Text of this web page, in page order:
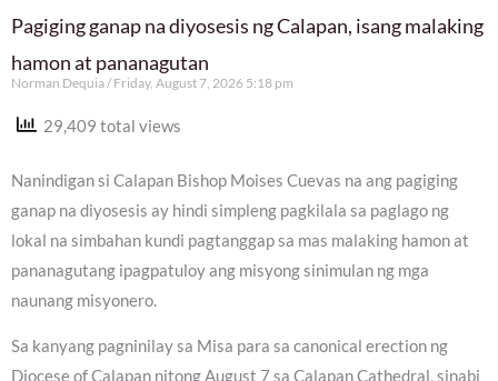
Pagiging ganap na diyosesis ng Calapan, isang malaking
hamon at pananagutan
Norman Dequia Friday, August 7, 2026 5:18 pm
29,409 total views
Nanindigan si Calapan Bishop Moises Cuevas na ang pagiging
ganap na diyosesis ay hindi simpleng pagkilala sa paglago ng
lokal na simbahan kundi pagtanggap sa mas malaking hamon at
pananagutang ipagpatuloy ang misyong sinimulan ng mga
naunang misyonero.
Sa kanyang pagninilay sa Misa para sa canonical erection ng
Diocese of Calapan nitong August 7 sa Calapan Cathedral, sinabi